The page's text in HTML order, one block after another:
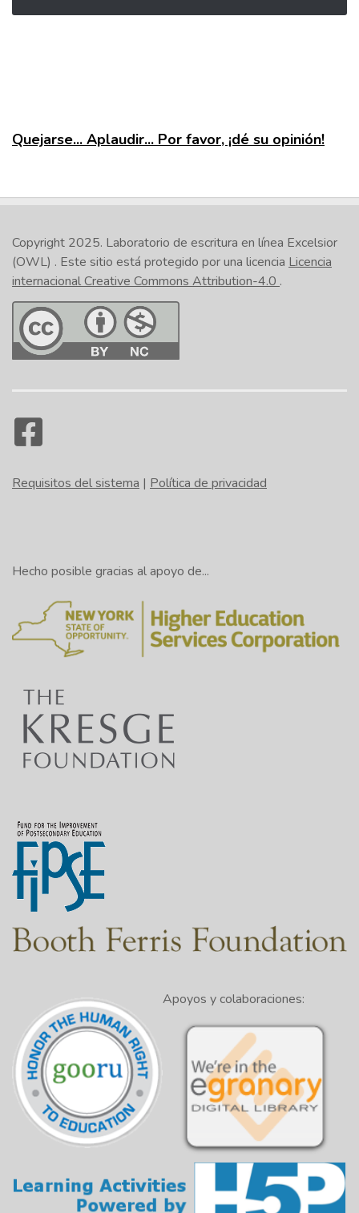
Quejarse... Aplaudir... Por favor, ¡dé su opinión!
Copyright 2025. Laboratorio de escritura en línea Excelsior
(OWL) . Este sitio está protegido por una licencia Licencia
internacional Creative Commons Attribution-4.0 .
Requisitos del sistema | Política de privacidad
Hecho posible gracias al apoyo de...
Apoyos y colaboraciones: